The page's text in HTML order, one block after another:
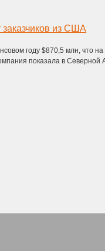
заказчиков из США
году $870,5 млн, что
показала в Северной